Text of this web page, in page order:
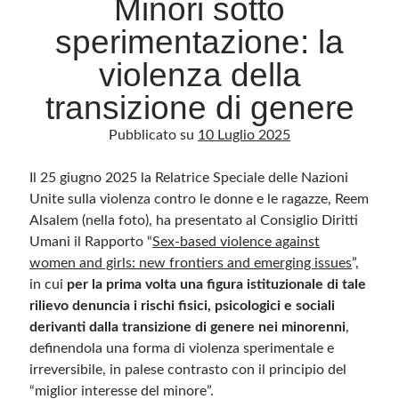
Archivio
Questo blog non rappresenta una testata giornalistica, in quanto viene aggiornato
senza alcuna periodicità. Non può pertanto considerarsi un prodotto editoriale ai
sensi della legge n· 62 del 7.03.2001. L’autore non è responsabile di quanto
pubblicato dai lettori nei commenti ai vari post. Saranno comunque cancellati quelli
ritenuti offensivi o lesivi dell’immagine o dell’onorabilità di terzi, di genere spam,
razzisti o che contengano dati personali non conformi al rispetto delle norme sulla
privacy. Alcune immagini inserite in questo blog sono tratte da Internet e, pertanto,
considerate di pubblico dominio. Qualora la loro pubblicazione violasse eventuali
diritti d’autore, vi invito a comunicarlo via e-mail a info[at]dinovalle.it e saranno
tramite link né del loro contenuto, che può essere soggetto a variazioni nel tempo.
Minori sotto
sperimentazione: la
violenza della
transizione di genere
Pubblicato su 10 Luglio 2025
Il 25 giugno 2025 la Relatrice Speciale delle Nazioni
Unite sulla violenza contro le donne e le ragazze, Reem
Alsalem (nella foto), ha presentato al Consiglio Diritti
Umani il Rapporto “Sex-based violence against
women and girls: new frontiers and emerging issues”,
in cui per la prima volta una figura istituzionale di tale
rilievo denuncia i rischi fisici, psicologici e sociali
derivanti dalla transizione di genere nei minorenni,
definendola una forma di violenza sperimentale e
irreversibile, in palese contrasto con il principio del
“miglior interesse del minore”.